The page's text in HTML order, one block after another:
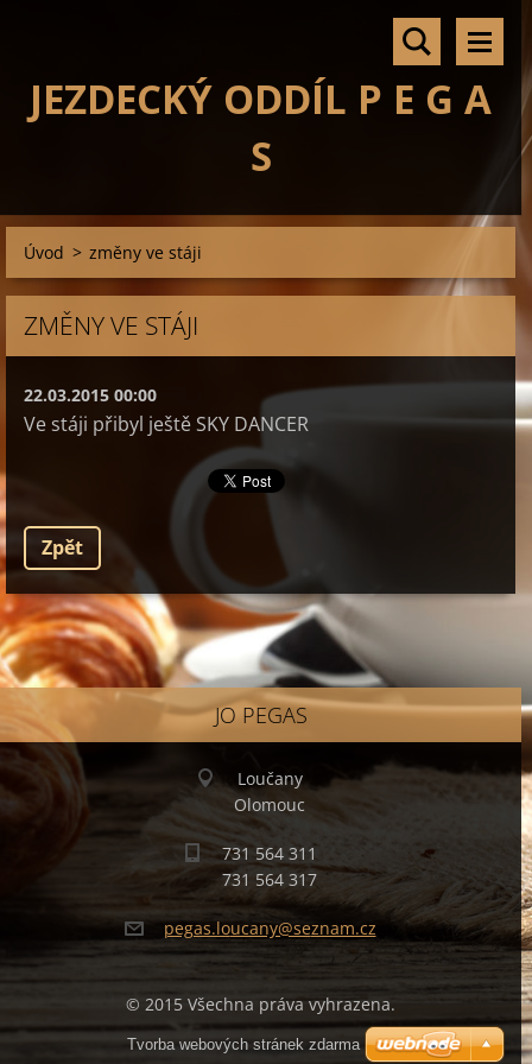
JEZDECKÝ ODDÍL P E G A
S
Úvod > změny ve stáji
ZMĚNY VE STÁJI
22.03.2015 00:00
Ve stáji přibyl ještě SKY DANCER
Zpět
JO PEGAS
Loučany
Olomouc
731 564 311
731 564 317
pegas.loucany@seznam.cz
© 2015 Všechna práva vyhrazena.
Tvorba webových stránek zdarma